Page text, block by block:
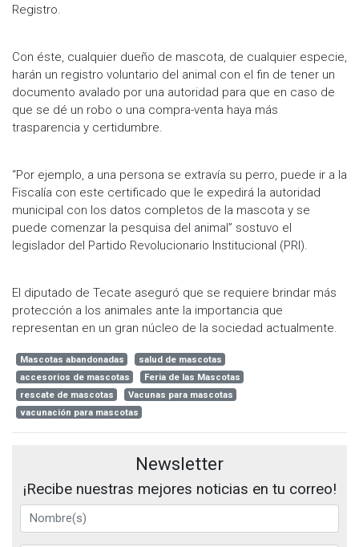
Registro.
Con éste, cualquier dueño de mascota, de cualquier especie,
harán un registro voluntario del animal con el fin de tener un
documento avalado por una autoridad para que en caso de
que se dé un robo o una compra-venta haya más
trasparencia y certidumbre.
“Por ejemplo, a una persona se extravía su perro, puede ir a la
Fiscalía con este certificado que le expedirá la autoridad
municipal con los datos completos de la mascota y se
puede comenzar la pesquisa del animal” sostuvo el
legislador del Partido Revolucionario Institucional (PRI).
El diputado de Tecate aseguró que se requiere brindar más
protección a los animales ante la importancia que
representan en un gran núcleo de la sociedad actualmente.
Mascotas abandonadas
salud de mascotas
accesorios de mascotas
Feria de las Mascotas
rescate de mascotas
Vacunas para mascotas
vacunación para mascotas
Newsletter
¡Recibe nuestras mejores noticias en tu correo!